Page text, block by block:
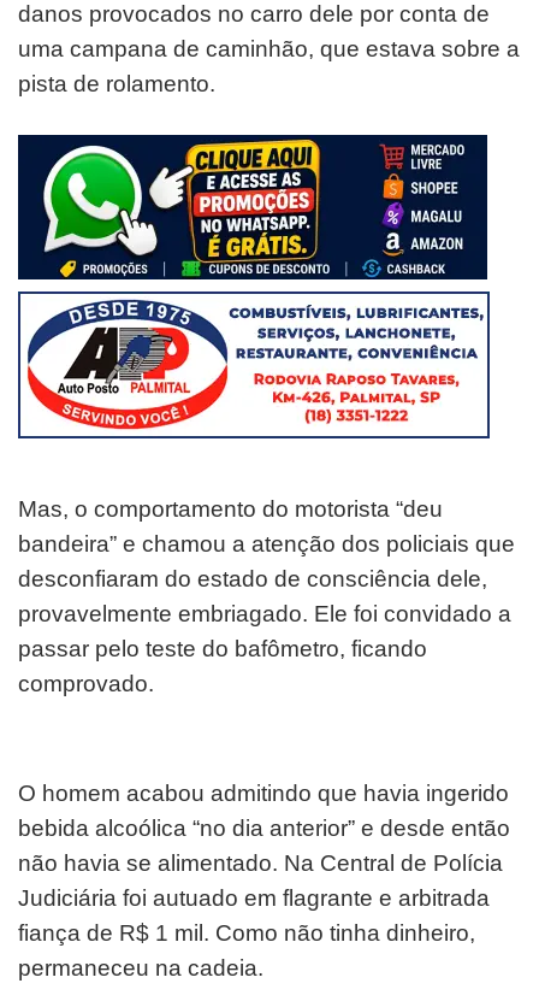
danos provocados no carro dele por conta de
uma campana de caminhão, que estava sobre a
pista de rolamento.​
Mas, o comportamento do motorista “deu
bandeira” e chamou a atenção dos policiais que
desconfiaram do estado de consciência dele,
provavelmente embriagado. Ele foi convidado a
passar pelo teste do bafômetro, ficando
comprovado.
O homem acabou admitindo que havia ingerido
bebida alcoólica “no dia anterior” e desde então
não havia se alimentado. Na Central de Polícia
Judiciária foi autuado em flagrante e arbitrada
fiança de R$ 1 mil. Como não tinha dinheiro,
permaneceu na cadeia.